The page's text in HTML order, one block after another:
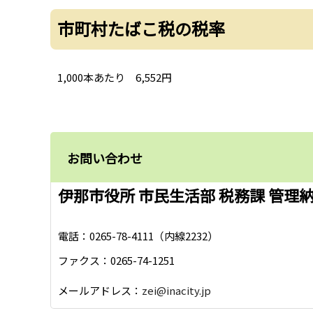
市町村たばこ税の税率
1,000本あたり 6,552円
お問い合わせ
伊那市役所 市民生活部 税務課 管理
電話：0265-78-4111（内線2232）
ファクス：0265-74-1251
メールアドレス： zei@inacity.jp